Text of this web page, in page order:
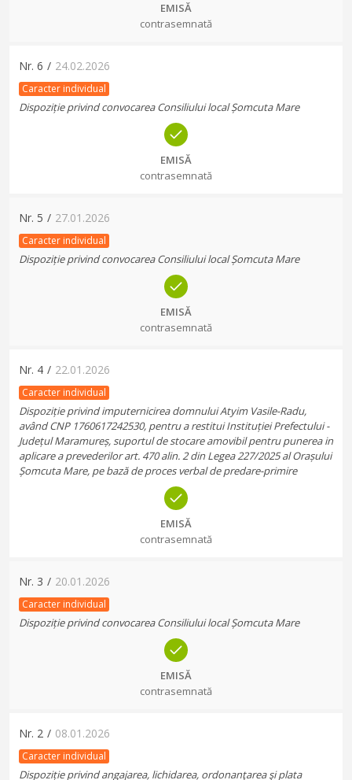
EMISĂ
contrasemnată
Nr. 6 / 24.02.2026
Caracter individual
Dispoziție privind convocarea Consiliului local Șomcuta Mare
EMISĂ
contrasemnată
Nr. 5 / 27.01.2026
Caracter individual
Dispoziție privind convocarea Consiliului local Șomcuta Mare
EMISĂ
contrasemnată
Nr. 4 / 22.01.2026
Caracter individual
Dispoziție privind imputernicirea domnului Atyim Vasile-Radu,
având CNP 1760617242530, pentru a restitui Instituției Prefectului -
Județul Maramureș, suportul de stocare amovibil pentru punerea in
aplicare a prevederilor art. 470 alin. 2 din Legea 227/2025 al Orașului
Șomcuta Mare, pe bază de proces verbal de predare-primire
EMISĂ
contrasemnată
Nr. 3 / 20.01.2026
Caracter individual
Dispoziție privind convocarea Consiliului local Șomcuta Mare
EMISĂ
contrasemnată
Nr. 2 / 08.01.2026
Caracter individual
Dispoziție privind angajarea, lichidarea, ordonanţarea şi plata